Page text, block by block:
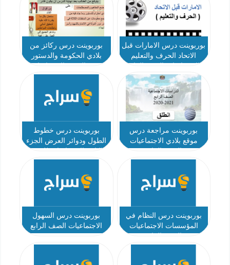
بوربوينت درس الامارات قبل
الاتحاد الحرف والتعليم
بوربوينت درس ركائز من
بلادي الحكومة والدستور
الصف الرابع
بوربوينت مراجعة درس
موقع بلادي الاجتماعيات
بوربوينت درس خطوط
الطول ودوائر العرض الجزء
الرابع
بوربوينت درس النظام في
المؤسسات الاجتماعيات
بوربوينت درس السهول
الاجتماعيات الصف الرابع